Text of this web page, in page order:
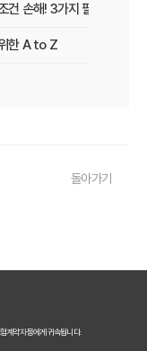
건 손해! 3가지 필수 확인 사
한 A to Z
택과 주의사항 완벽 분석
알려주는 숨겨진 꿀팁 대방
택, 이것만 알면 보험료 절
돌아가기
계약자 등에게 귀속됩니다.